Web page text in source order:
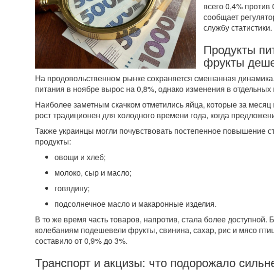
всего 0,4% против
сообщает
службу статистики.
Продукты
фрукты
На продовольственном рынке сохраняется смешанная
питания в ноябре вырос на 0,8%, однако изменения в
Наиболее заметным скачком отметились яйца, которые за
рост традиционен для холодного времени года, когда
Также украинцы могли почувствовать постепенное повышение
продукты:
овощи и хлеб;
молоко, сыр и масло;
говядину;
подсолнечное масло и макаронные изделия.
В то же время часть товаров, напротив, стала более
колебаниям подешевели фрукты, свинина, сахар, рис и мясо
составило от 0,9% до 3%.
Транспорт и акцизы: что подорожало